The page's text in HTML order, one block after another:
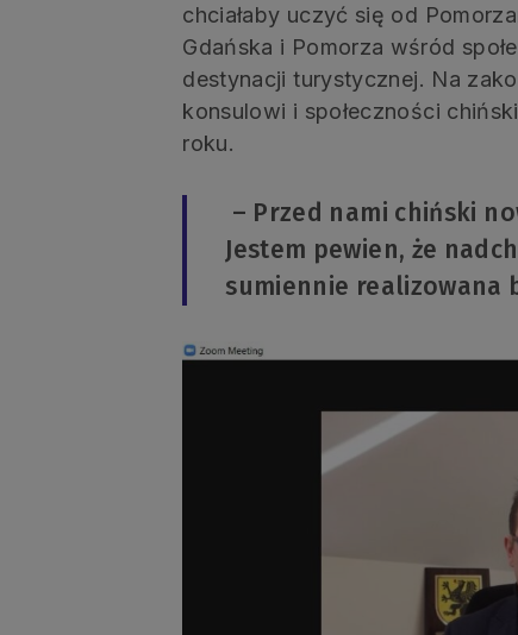
chciałaby uczyć się od
Gdańska i Pomorza wśród
destynacji turystycznej. Na
konsulowi i społeczności
roku.
– Przed nami chiński
Jestem pewien, że
sumiennie realizowana